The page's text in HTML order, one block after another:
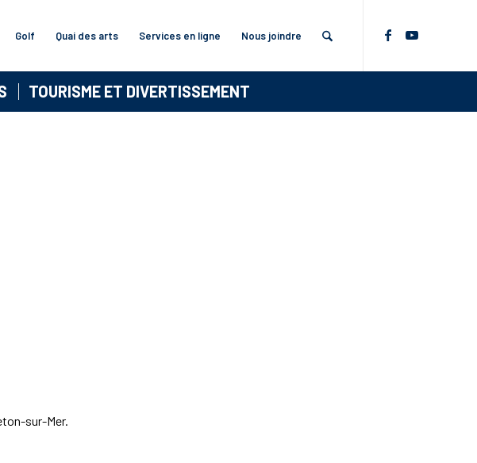
Golf Quai des arts Services en ligne Nous joindre
TOURISME ET DIVERTISSEMENT
sur-Mer.